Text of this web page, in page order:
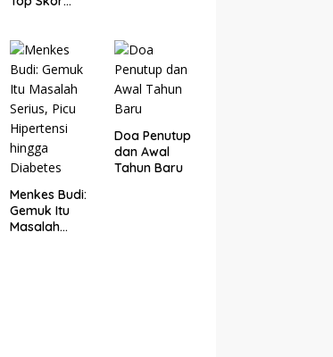
Dunia,
Lampaui
Rekor
Miroslav
Klose
Terima Rp25
Ribu Setelah
Bagi Empat
Menkes Budi:
Gemuk Itu
Masalah
Doa Penutup
dan Awal
Tahun Baru